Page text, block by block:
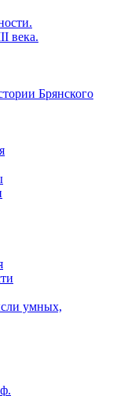
века.
Брянского
умных,